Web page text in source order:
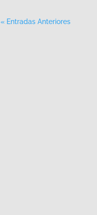
« Entradas Anteriores